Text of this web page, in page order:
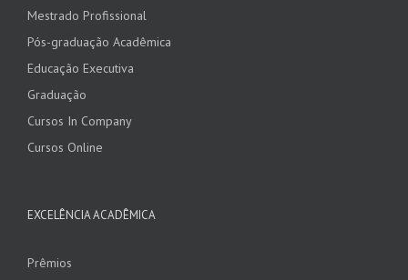
Mestrado Profissional
Pós-graduação Acadêmica
Educação Executiva
Graduação
Cursos In Company
Cursos Online
EXCELÊNCIA ACADÊMICA
Prêmios